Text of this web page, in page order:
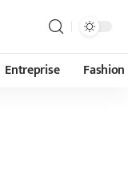
Entreprise Fashion